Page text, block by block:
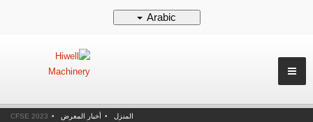
Arabic
المنزل أخبار المعرض CFSE 2023